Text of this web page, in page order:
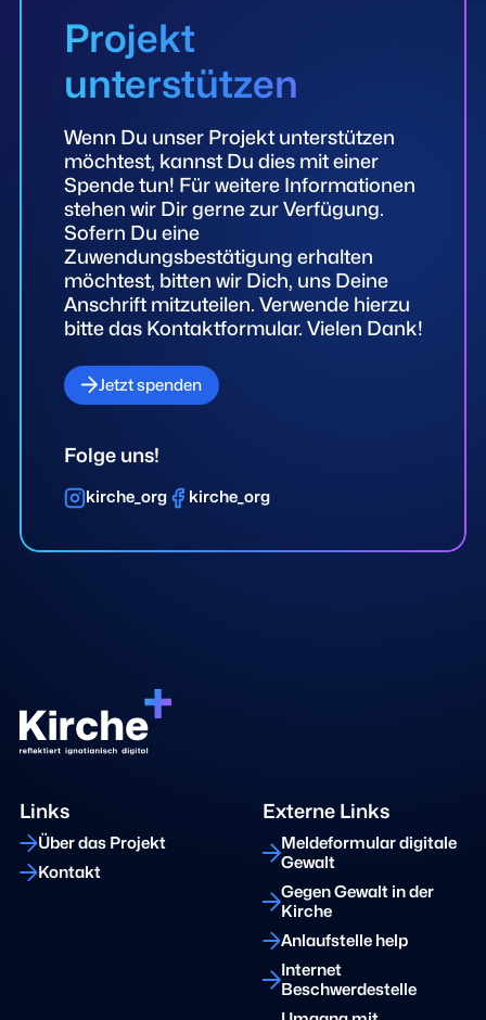
Projekt
unterstützen
Wenn Du unser Projekt unterstützen
möchtest, kannst Du dies mit einer
Spende tun! Für weitere Informationen
stehen wir Dir gerne zur Verfügung.
Sofern Du eine
Zuwendungsbestätigung erhalten
möchtest, bitten wir Dich, uns Deine
Anschrift mitzuteilen. Verwende hierzu
bitte das Kontaktformular. Vielen Dank!
Jetzt spenden
Folge uns!
kirche_org kirche_org
Links
Über das Projekt
Kontakt
Externe Links
Meldeformular digitale
Gewalt
Gegen Gewalt in der
Kirche
Anlaufstelle help
Internet
Beschwerdestelle